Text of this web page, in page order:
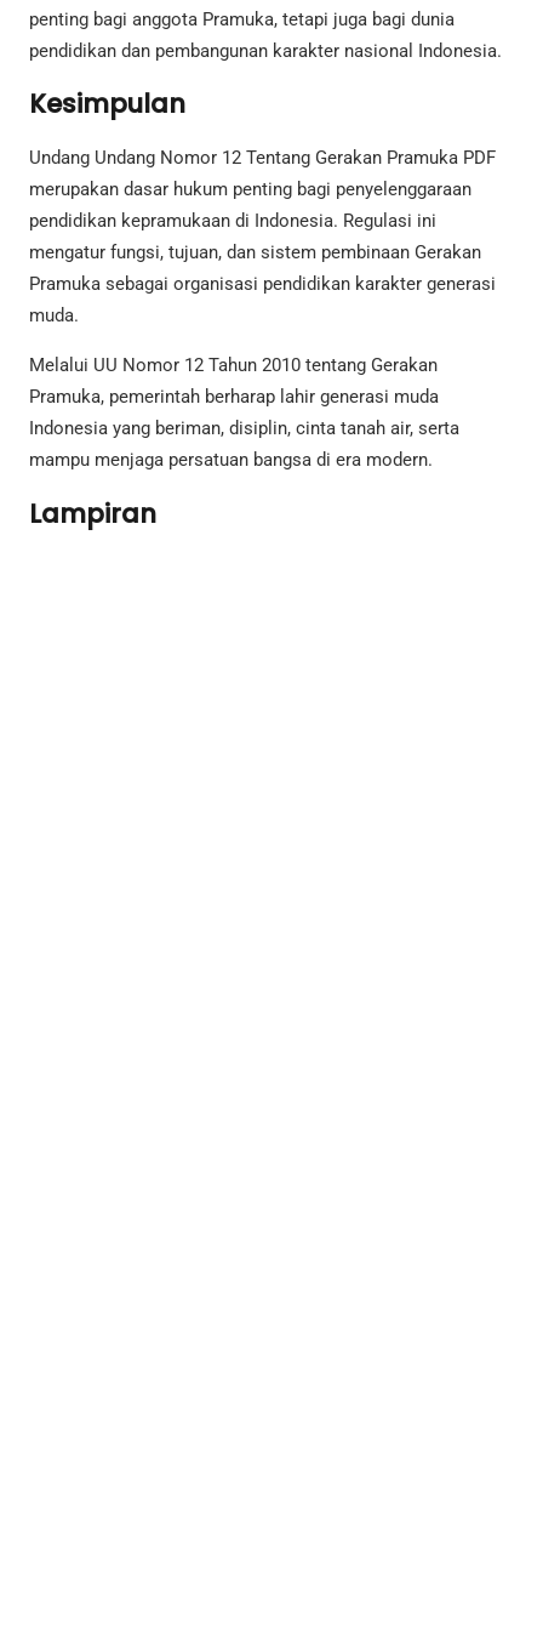
penting bagi anggota Pramuka, tetapi juga bagi dunia
pendidikan dan pembangunan karakter nasional Indonesia.
Kesimpulan
Undang Undang Nomor 12 Tentang Gerakan Pramuka PDF
merupakan dasar hukum penting bagi penyelenggaraan
pendidikan kepramukaan di Indonesia. Regulasi ini
mengatur fungsi, tujuan, dan sistem pembinaan Gerakan
Pramuka sebagai organisasi pendidikan karakter generasi
muda.
Melalui UU Nomor 12 Tahun 2010 tentang Gerakan
Pramuka, pemerintah berharap lahir generasi muda
Indonesia yang beriman, disiplin, cinta tanah air, serta
mampu menjaga persatuan bangsa di era modern.
Lampiran